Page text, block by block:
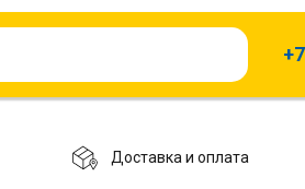
Доставка и оплата